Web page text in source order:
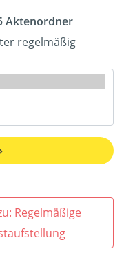
Aktenordner
regelmäßig
Regelmäßige